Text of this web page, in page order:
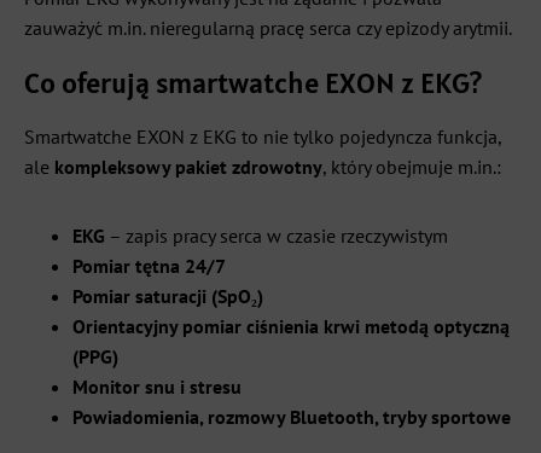
zauważyć m.in. nieregularną pracę serca czy epizody arytmii.
Co oferują smartwatche EXON z EKG?
Smartwatche EXON z EKG to nie tylko pojedyncza funkcja,
ale kompleksowy pakiet zdrowotny, który obejmuje m.in.:
EKG – zapis pracy serca w czasie rzeczywistym
Pomiar tętna 24/7
Pomiar saturacji (SpO₂)
Orientacyjny pomiar ciśnienia krwi metodą optyczną
(PPG)
Monitor snu i stresu
Powiadomienia, rozmowy Bluetooth, tryby sportowe